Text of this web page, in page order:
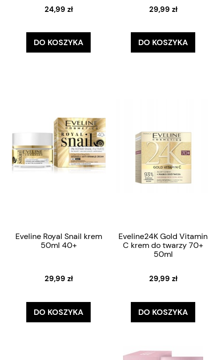
24,99 zł
DO KOSZYKA
29,99 zł
DO KOSZYKA
Eveline Royal Snail krem
50ml 40+
29,99 zł
DO KOSZYKA
Eveline24K Gold Vitamin
C krem do twarzy 70+
50ml
29,99 zł
DO KOSZYKA